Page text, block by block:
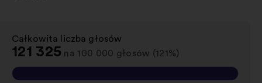
Całkowita liczba głosów
:
121 325 na 100 000 głosów (121%)